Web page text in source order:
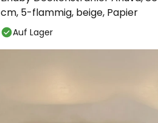
cm, 5-flammig, beige, Papier
Auf Lager